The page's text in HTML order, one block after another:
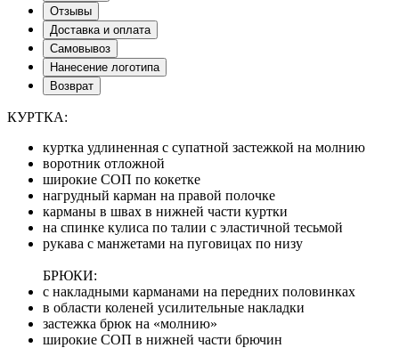
Отзывы
Доставка и оплата
Самовывоз
Нанесение логотипа
Возврат
КУРТКА:
куртка удлиненная с супатной застежкой на молнию
воротник отложной
широкие СОП по кокетке
нагрудный карман на правой полочке
карманы в швах в нижней части куртки
на спинке кулиса по талии с эластичной тесьмой
рукава с манжетами на пуговицах по низу
БРЮКИ:
с накладными карманами на передних половинках
в области коленей усилительные накладки
застежка брюк на «молнию»
широкие СОП в нижней части брючин